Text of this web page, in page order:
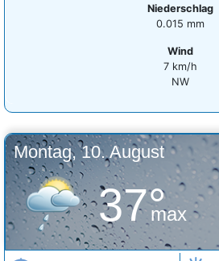
Niederschlag
0.015 mm
Wind
7 km/h
NW
Montag, 10. August
37°
max